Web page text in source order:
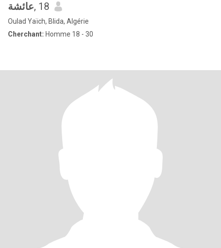
عائشة, 18
Oulad Yaïch, Blida, Algérie
Cherchant: Homme 18 - 30